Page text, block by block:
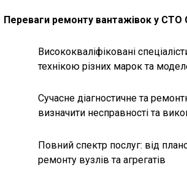
Переваги ремонту вантажівок у СТО
Висококваліфіковані
технікою різних марок та
Сучасне діагностичне та
визначити несправності та
Повний спектр послуг: від
ремонту вузлів та агрегатів